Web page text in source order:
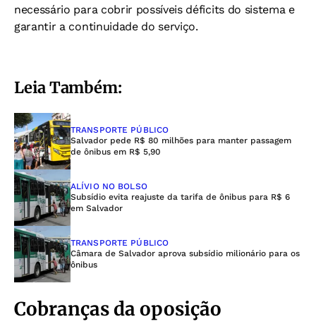
necessário para cobrir possíveis déficits do sistema e
garantir a continuidade do serviço.
Leia Também:
TRANSPORTE PÚBLICO
Salvador pede R$ 80 milhões para manter passagem
de ônibus em R$ 5,90
ALÍVIO NO BOLSO
Subsídio evita reajuste da tarifa de ônibus para R$ 6
em Salvador
TRANSPORTE PÚBLICO
Câmara de Salvador aprova subsídio milionário para os
ônibus
Cobranças da oposição